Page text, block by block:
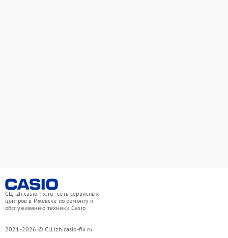
СЦ izh.casio-fix.ru - сеть сервисных
центров в Ижевске по ремонту и
обслуживанию техники Casio
2021-2026 © СЦ izh.casio-fix.ru